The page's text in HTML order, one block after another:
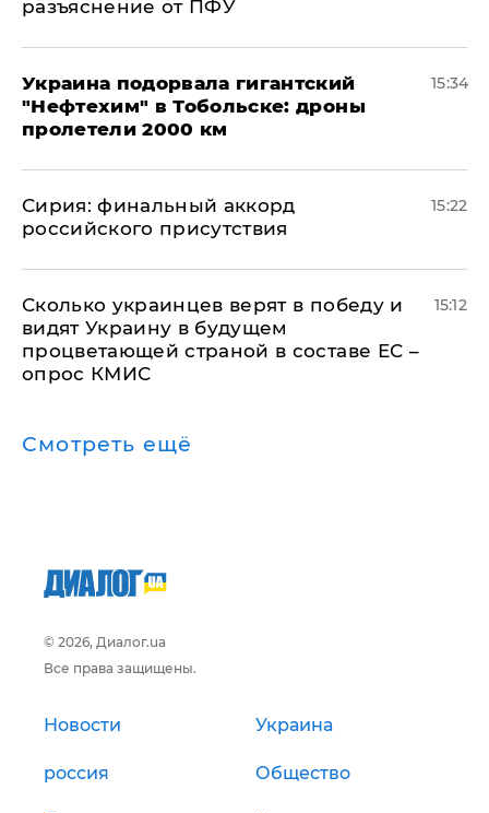
разъяснение от ПФУ
Украина подорвала гигантский
"Нефтехим" в Тобольске: дроны
пролетели 2000 км
15:34
​Сирия: финальный аккорд
российского присутствия
15:22
Сколько украинцев верят в победу и
видят Украину в будущем
процветающей страной в составе ЕС –
опрос КМИС
15:12
Смотреть ещё
© 2026, Диалог.ua
Все права защищены.
Новости Украина
россия Общество